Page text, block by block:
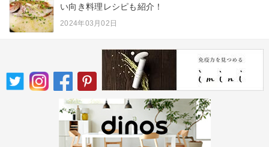
い向き料理レシピも紹介！
2024年03月02日